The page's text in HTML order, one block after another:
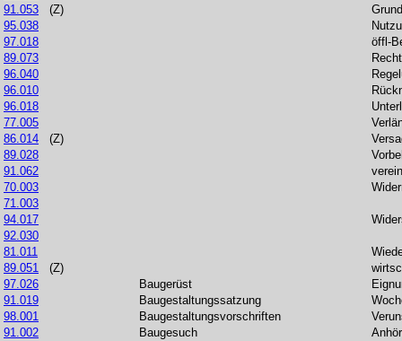
91.053
(Z)
95.038
97.018
öffl-
89.073
96.040
96.010
96.018
77.005
86.014
(Z)
89.028
91.062
70.003
71.003
94.017
92.030
81.011
89.051
(Z)
97.026
Baugerüst
91.019
Baugestaltungssatzung
98.001
Baugestaltungsvorschriften
91.002
Baugesuch